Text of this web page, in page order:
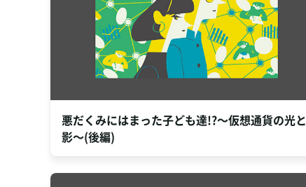
悪だくみにはまった子ども達!?～仮想通貨の光と
影～(後編)